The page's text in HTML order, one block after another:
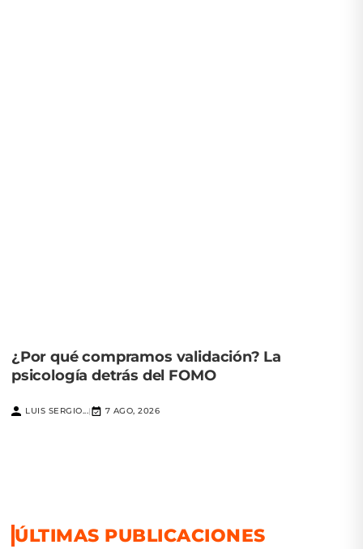
¿Por qué compramos validación? La
psicología detrás del FOMO
LUIS SERGIO...| 7 AGO, 2026
ÚLTIMAS PUBLICACIONES